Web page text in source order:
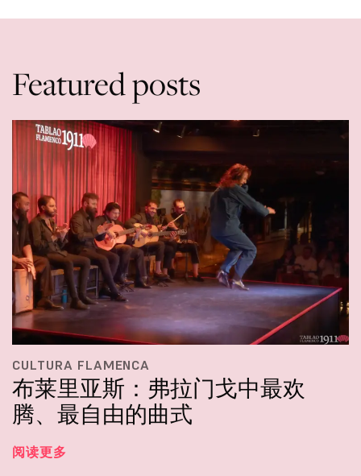
Featured posts
CULTURA FLAMENCA
布莱里亚斯：弗拉门戈中最欢
腾、最自由的曲式
阅读更多